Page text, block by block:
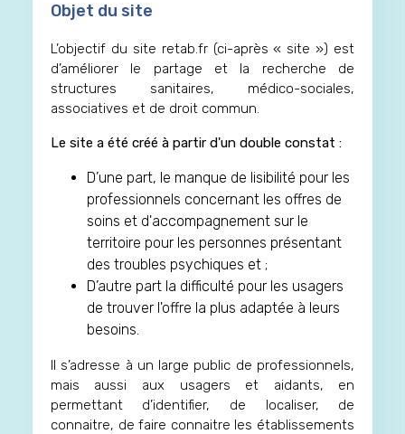
Objet du site
L’objectif du site retab.fr (ci-après « site ») est
d’améliorer le partage et la recherche de
structures sanitaires, médico-sociales,
associatives et de droit commun.
Le site a été créé à partir d'un double constat :
D’une part, le manque de lisibilité pour les
professionnels concernant les offres de
soins et d'accompagnement sur le
territoire pour les personnes présentant
des troubles psychiques et ;
D’autre part la difficulté pour les usagers
de trouver l'offre la plus adaptée à leurs
besoins.
Il s’adresse à un large public de professionnels,
mais aussi aux usagers et aidants, en
permettant d’identifier, de localiser, de
connaitre, de faire connaitre les établissements